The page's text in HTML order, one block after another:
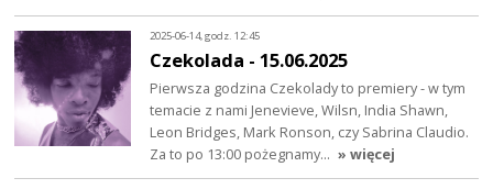
2025-06-14, godz. 12:45
Czekolada - 15.06.2025
Pierwsza godzina Czekolady to premiery - w tym
temacie z nami Jenevieve, Wilsn, India Shawn,
Leon Bridges, Mark Ronson, czy Sabrina Claudio.
Za to po 13:00 pożegnamy… » więcej